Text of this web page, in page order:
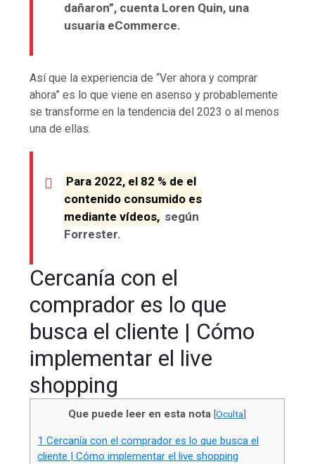
dañaron”, cuenta Loren Quin, una
usuaria eCommerce.
Así que la experiencia de “Ver ahora y comprar
ahora” es lo que viene en asenso y probablemente
se transforme en la tendencia del 2023 o al menos
una de ellas.
Para 2022, el 82 % de el
contenido consumido es
mediante vídeos, según
Forrester.
Cercanía con el
comprador es lo que
busca el cliente | Cómo
implementar el live
shopping
Que puede leer en esta nota [Oculta]
1 Cercanía con el comprador es lo que busca el
cliente | Cómo implementar el live shopping